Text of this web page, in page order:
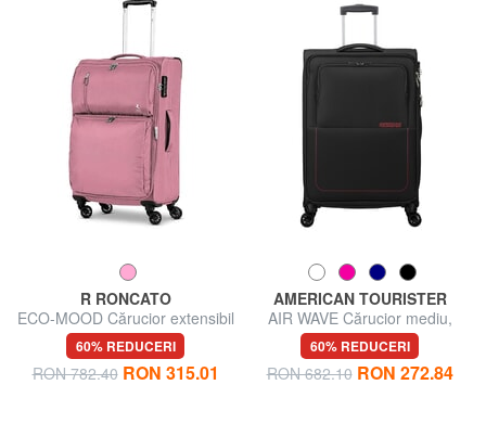
R RONCATO
ECO-MOOD Cărucior extensibil
de dimensiune medie
60% REDUCERI
RON 782.40 RON 315.01
AMERICAN TOURISTER
AIR WAVE Cărucior mediu,
extensibil
60% REDUCERI
RON 682.10 RON 272.84